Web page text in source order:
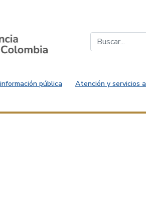
pública Atención y servicios